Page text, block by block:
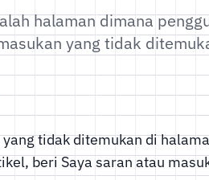
halaman dimana
yang tidak
tidak ditemukan di
beri Saya saran atau